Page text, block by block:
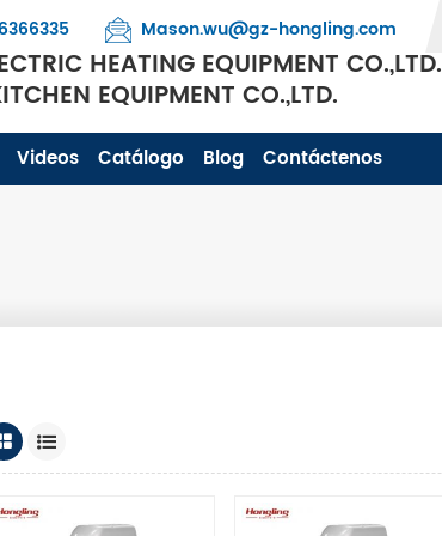
Mason.wu@gz-hongling.com
HEATING EQUIPMENT CO.,LTD.
EQUIPMENT CO.,LTD.
Videos Catálogo Blog Contáctenos